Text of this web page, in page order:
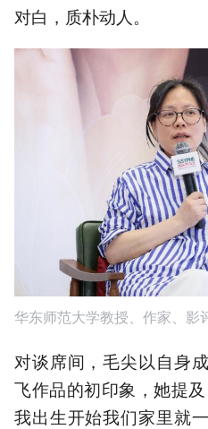
对白，质朴动人。
华东师范大学教授、作家、影
对谈席间，毛尖以自身
飞作品的初印象，她提
我出生开始我们家里就